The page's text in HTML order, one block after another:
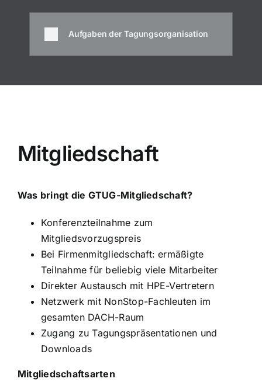
Aufgaben der Tagungsorganisation
Mitgliedschaft
Was bringt die GTUG-Mitgliedschaft?
Konferenzteilnahme zum
Mitgliedsvorzugspreis
Bei Firmenmitgliedschaft: ermäßigte
Teilnahme für beliebig viele Mitarbeiter
Direkter Austausch mit HPE-Vertretern
Netzwerk mit NonStop-Fachleuten im
gesamten DACH-Raum
Zugang zu Tagungspräsentationen und
Downloads
Mitgliedschaftsarten